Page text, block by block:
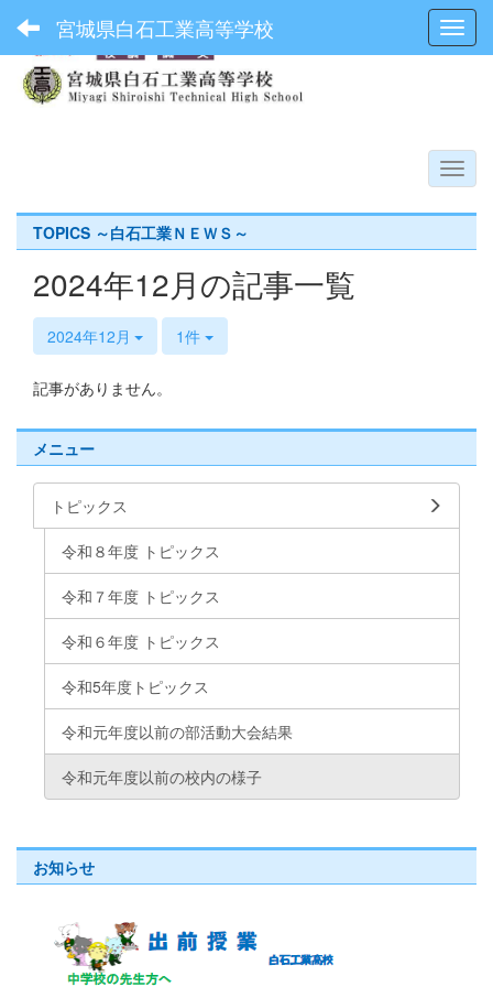
宮城県白石工業高等学校
TOPICS ～白石工業ＮＥＷＳ～
2024年12月の記事一覧
2024年12月 1件
記事がありません。
メニュー
トピックス
令和８年度 トピックス
令和７年度 トピックス
令和６年度 トピックス
令和5年度トピックス
令和元年度以前の部活動大会結果
令和元年度以前の校内の様子
お知らせ